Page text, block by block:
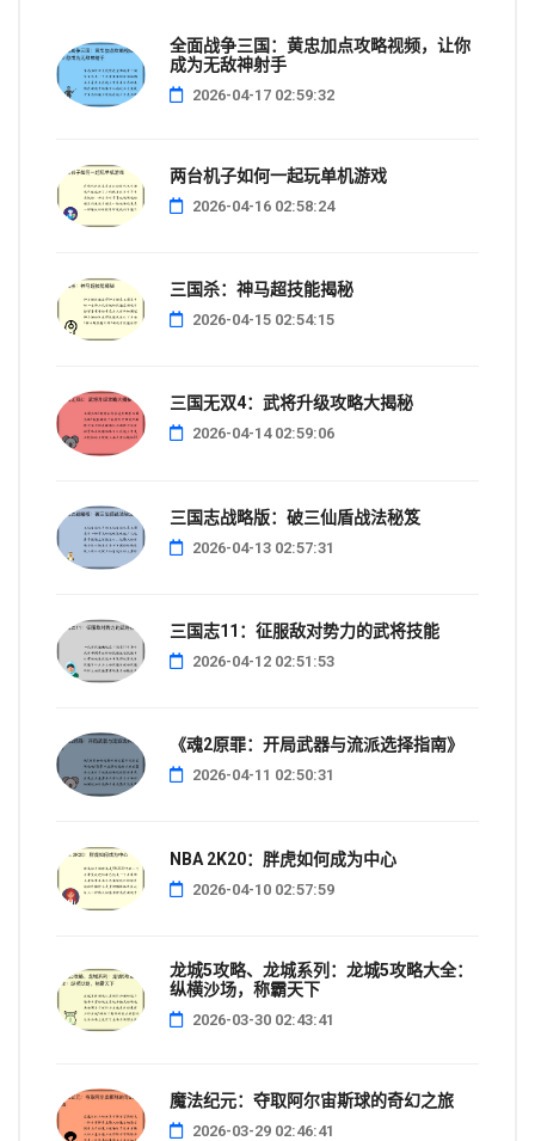
全面战争三国：黄忠加点攻略视频，让你
成为无敌神射手
2026-04-17 02:59:32
两台机子如何一起玩单机游戏
2026-04-16 02:58:24
三国杀：神马超技能揭秘
2026-04-15 02:54:15
三国无双4：武将升级攻略大揭秘
2026-04-14 02:59:06
三国志战略版：破三仙盾战法秘笈
2026-04-13 02:57:31
三国志11：征服敌对势力的武将技能
2026-04-12 02:51:53
《魂2原罪：开局武器与流派选择指南》
2026-04-11 02:50:31
NBA 2K20：胖虎如何成为中心
2026-04-10 02:57:59
龙城5攻略、龙城系列：龙城5攻略大全：
纵横沙场，称霸天下
2026-03-30 02:43:41
魔法纪元：夺取阿尔宙斯球的奇幻之旅
2026-03-29 02:46:41